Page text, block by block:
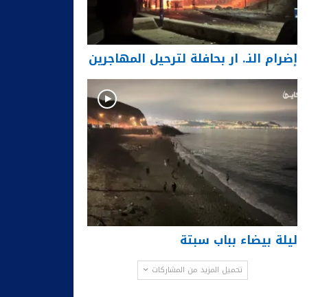
إضرام النـ. ار بحافلة لترحيل المهاجرين
ليلة بيضاء بباب سبتة
تحميل المزيد من المشاركات